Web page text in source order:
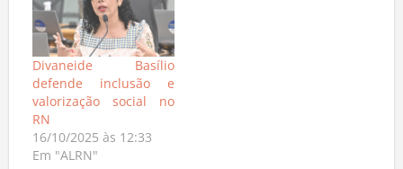
Divaneide Basílio
defende inclusão e
valorização social no
RN
16/10/2025 às 12:33
Em "ALRN"